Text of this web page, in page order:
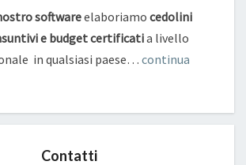
softwareelaboriamo cedolini
e budget certificatia livello
in qualsiasi paese…continua
Contatti